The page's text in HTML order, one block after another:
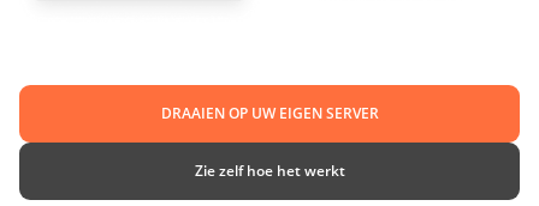
DRAAIEN OP UW EIGEN SERVER
Zie zelf hoe het werkt